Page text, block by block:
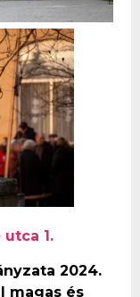
utca 1.
2024.
magas és